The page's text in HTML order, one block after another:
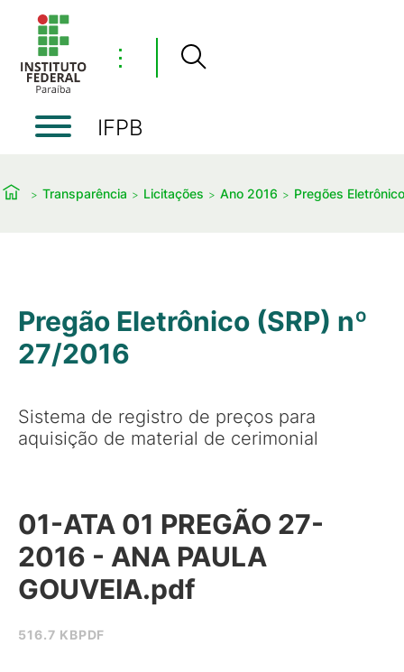
⋮
IFPB
Transparência Licitações Ano 2016 Pregões
Pregão Eletrônico (SRP) nº
27/2016
Sistema de registro de preços para
aquisição de material de cerimonial
516.7 KBPDF
01-ATA 01 PREGÃO 27-
2016 - ANA PAULA
GOUVEIA.pdf